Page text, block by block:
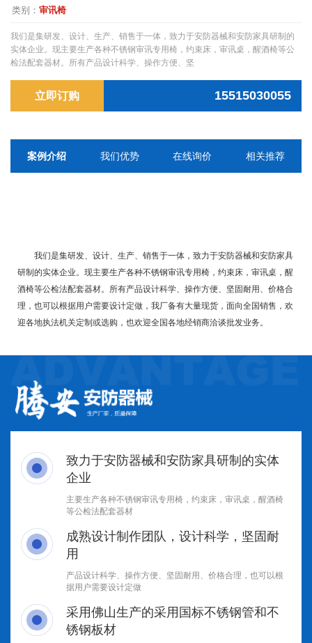
类别： 审讯椅
我们是集研发、设计、生产、销售于一体，致力于安防器械和安防家具研制的
实体企业。现主要生产各种不锈钢审讯专用椅，约束床，审讯桌，醒酒椅等公
检法配套器材。所有产品设计科学、操作方便、坚
立即订购 15515030055
案例介绍 我们优势 在线询价 相关推荐
我们是集研发、设计、生产、销售于一体，致力于安防器械和安防家具
研制的实体企业。现主要生产各种不锈钢审讯专用椅，约束床，审讯桌，醒
酒椅等公检法配套器材。所有产品设计科学、操作方便、坚固耐用、价格合
理，也可以根据用户需要设计定做，我厂备有大量现货，面向全国销售，欢
迎各地执法机关定制或选购，也欢迎全国各地经销商洽谈批发业务。
致力于安防器械和安防家具研制的实体
企业
主要生产各种不锈钢审讯专用椅，约束床，审讯桌，醒酒椅
等公检法配套器材
成熟设计制作团队，设计科学，坚固耐
用
产品设计科学、操作方便、坚固耐用、价格合理，也可以根
据用户需要设计定做
采用佛山生产的采用国标不锈钢管和不
锈钢板材